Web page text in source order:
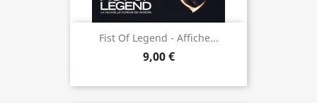
Fist Of Legend - Affiche...
9,00 €